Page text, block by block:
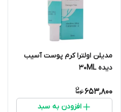
مدیلن اولترا کرم پوست آسیب
دیده 30ML
653,800
افزودن به سبد